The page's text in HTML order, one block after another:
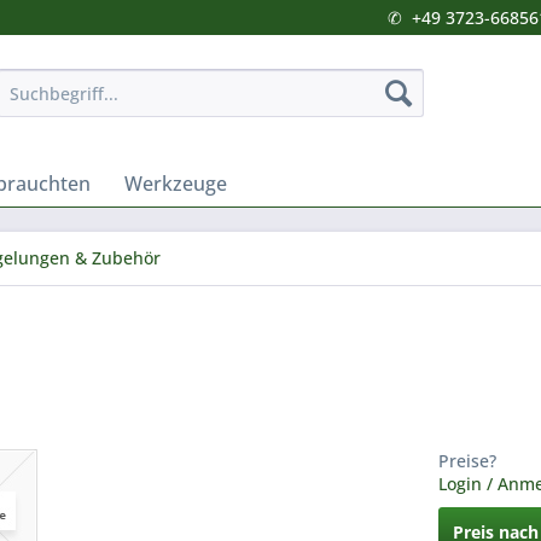
✆ +49 3723-
Werkzeuge
& Zubehör
Preise?
Login /
Preis